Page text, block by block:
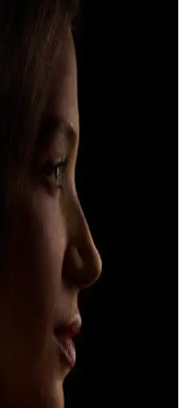
performans,
saç bakımını
ömür sağlar.
W Saç
gücü, çeşitli ayar
ve şekillendirme
bu model, bakım ve
Güçlü